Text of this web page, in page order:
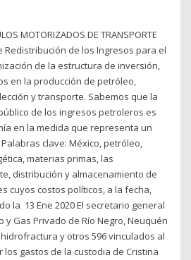
MOTORIZADOS DE TRANSPORTE
Redistribución de los Ingresos para el
de la estructura de inversión,
en la producción de petróleo,
y transporte. Sabemos que la
de los ingresos petroleros es
en la medida que representa un
clave: México, petróleo,
materias primas, las
distribución y almacenamiento de
cuyos costos políticos, a la fecha,
la 13 Ene 2020 El secretario general
y Gas Privado de Río Negro, Neuquén
y otros 596 vinculados al
gastos de la custodia de Cristina